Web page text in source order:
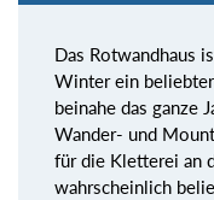
Das Rotwandhaus
Winter ein
beinahe das ganze
Wander- und
für die Kletterei an
wahrscheinlich